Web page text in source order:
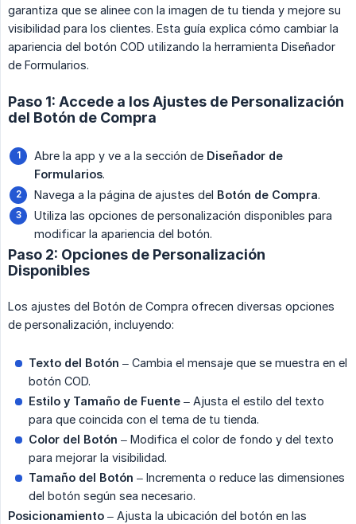
garantiza que se alinee con la imagen de tu tienda y mejore su
visibilidad para los clientes. Esta guía explica cómo cambiar la
apariencia del botón COD utilizando la herramienta Diseñador
de Formularios.
Paso 1: Accede a los Ajustes de Personalización
del Botón de Compra
Abre la app y ve a la sección de Diseñador de
Formularios.
Navega a la página de ajustes del Botón de Compra.
Utiliza las opciones de personalización disponibles para
modificar la apariencia del botón.
Paso 2: Opciones de Personalización
Disponibles
Los ajustes del Botón de Compra ofrecen diversas opciones
de personalización, incluyendo:
Texto del Botón – Cambia el mensaje que se muestra en el
botón COD.
Estilo y Tamaño de Fuente – Ajusta el estilo del texto
para que coincida con el tema de tu tienda.
Color del Botón – Modifica el color de fondo y del texto
para mejorar la visibilidad.
Tamaño del Botón – Incrementa o reduce las dimensiones
del botón según sea necesario.
Posicionamiento – Ajusta la ubicación del botón en las